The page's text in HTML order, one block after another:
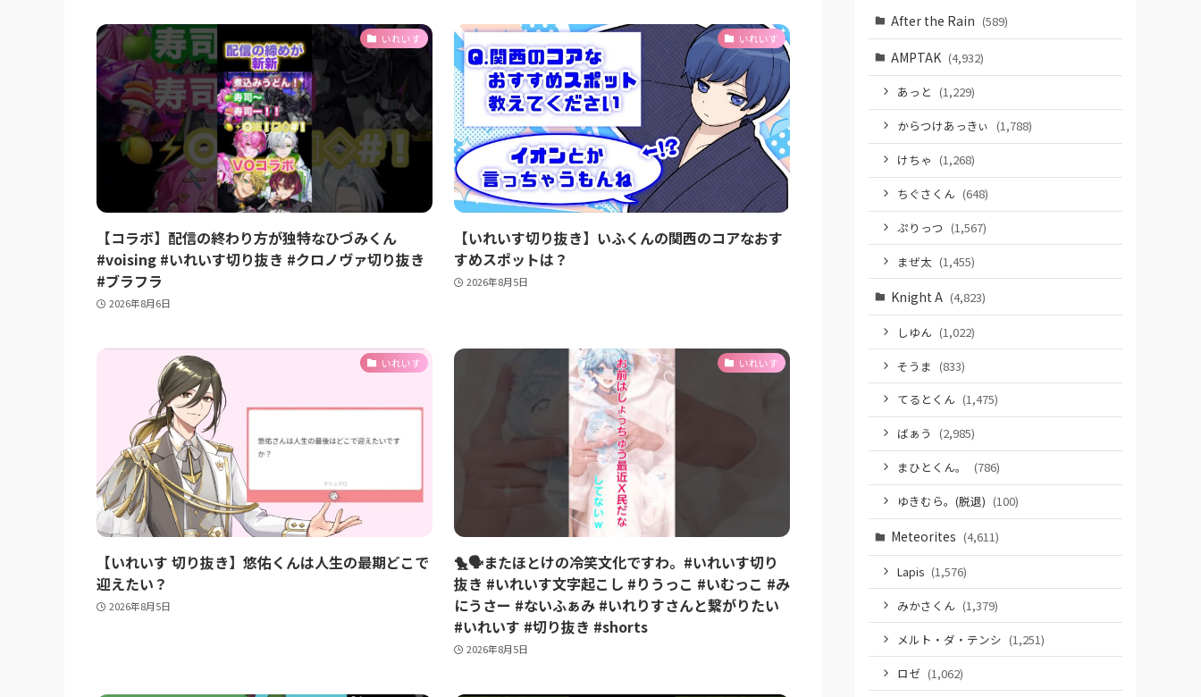
いれいす
【コラボ】配信の終わり方が独特なひづみくん
#voising #いれいす切り抜き #クロノヴァ切り抜き
#ブラフラ
2026年8月6日
いれいす
【いれいす切り抜き】いふくんの関西のコアなおす
すめスポットは？
2026年8月5日
いれいす
【いれいす 切り抜き】悠佑くんは人生の最期どこで
迎えたい？
2026年8月5日
いれいす
🐤🗣️またほとけの冷笑文化ですわ。#いれいす切り
抜き #いれいす文字起こし #りうっこ #いむっこ #み
にうさー #ないふぁみ #いれりすさんと繋がりたい
#いれいす #切り抜き #shorts
2026年8月5日
After the Rain (589)
AMPTAK (4,932)
あっと (1,229)
からつけあっきぃ (1,788)
けちゃ (1,268)
ちぐさくん (648)
ぷりっつ (1,567)
まぜ太 (1,455)
Knight A (4,823)
しゆん (1,022)
そうま (833)
てるとくん (1,475)
ばぁう (2,985)
まひとくん。
(786)
ゆきむら。(脱退) (100)
Meteorites (4,611)
Lapis (1,576)
みかさくん (1,379)
メルト・ダ・テンシ (1,251)
ロゼ (1,062)